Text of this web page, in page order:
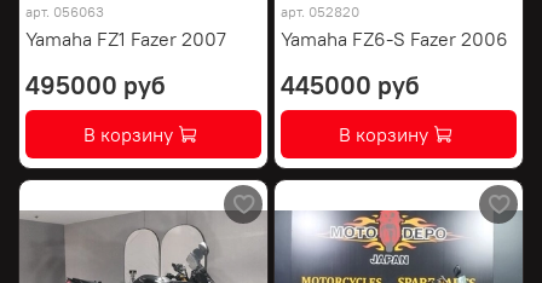
арт. 056063
Yamaha FZ1 Fazer 2007
495000 руб
В корзину
арт. 052820
Yamaha FZ6-S Fazer 2006
445000 руб
В корзину